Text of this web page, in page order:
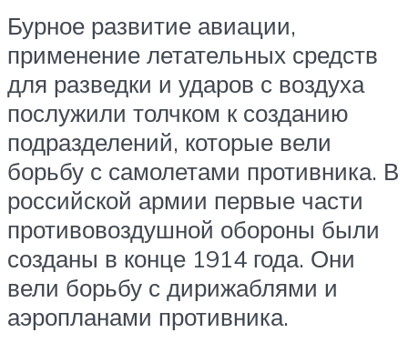
Бурное развитие авиации,
применение летательных средств
для разведки и ударов с воздуха
послужили толчком к созданию
подразделений, которые вели
борьбу с самолетами противника. В
российской армии первые части
противовоздушной обороны были
созданы в конце 1914 года. Они
вели борьбу с дирижаблями и
аэропланами противника.